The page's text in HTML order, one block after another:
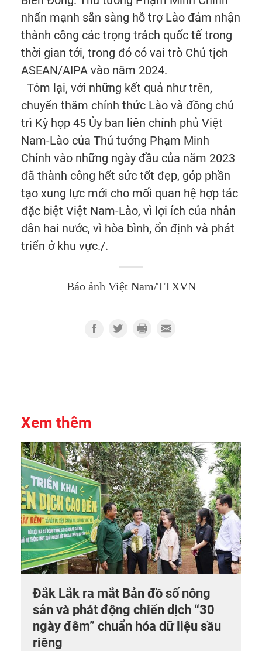
nhấn mạnh sẵn sàng hỗ trợ Lào đảm nhận
thành công các trọng trách quốc tế trong
thời gian tới, trong đó có vai trò Chủ tịch
ASEAN/AIPA vào năm 2024.
Tóm lại, với những kết quả như trên,
chuyến thăm chính thức Lào và đồng chủ
trì Kỳ họp 45 Ủy ban liên chính phủ Việt
Nam-Lào của Thủ tướng Phạm Minh
Chính vào những ngày đầu của năm 2023
đã thành công hết sức tốt đẹp, góp phần
tạo xung lực mới cho mối quan hệ hợp tác
đặc biệt Việt Nam-Lào, vì lợi ích của nhân
dân hai nước, vì hòa bình, ổn định và phát
triển ở khu vực./.
Báo ảnh Việt Nam/TTXVN
Xem thêm
Đắk Lắk ra mắt Bản đồ số nông
sản và phát động chiến dịch “30
ngày đêm” chuẩn hóa dữ liệu sầu
riêng